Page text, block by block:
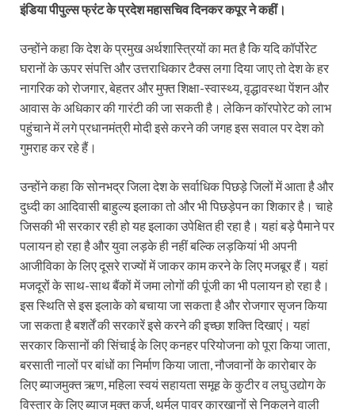
इंडिया पीपुल्स फ्रंट के प्रदेश महासचिव दिनकर कपूर ने कहीं।
उन्होंने कहा कि देश के प्रमुख अर्थशास्त्रियों का मत है कि यदि कॉर्पोरेट
घरानों के ऊपर संपत्ति और उत्तराधिकार टैक्स लगा दिया जाए तो देश के हर
नागरिक को रोजगार, बेहतर और मुफ्त शिक्षा-स्वास्थ्य, वृद्धावस्था पेंशन और
आवास के अधिकार की गारंटी की जा सकती है। लेकिन कॉरपोरेट को लाभ
पहुंचाने में लगे प्रधानमंत्री मोदी इसे करने की जगह इस सवाल पर देश को
गुमराह कर रहे हैं।
उन्होंने कहा कि सोनभद्र जिला देश के सर्वाधिक पिछड़े जिलों में आता है और
दुध्दी का आदिवासी बाहुल्य इलाका तो और भी पिछड़ेपन का शिकार है। चाहे
जिसकी भी सरकार रही हो यह इलाका उपेक्षित ही रहा है। यहां बड़े पैमाने पर
पलायन हो रहा है और युवा लड़के ही नहीं बल्कि लड़कियां भी अपनी
आजीविका के लिए दूसरे राज्यों में जाकर काम करने के लिए मजबूर हैं। यहां
मजदूरों के साथ-साथ बैंकों में जमा लोगों की पूंजी का भी पलायन हो रहा है।
इस स्थिति से इस इलाके को बचाया जा सकता है और रोजगार सृजन किया
जा सकता है बशर्तें की सरकारें इसे करने की इच्छा शक्ति दिखाएं। यहां
सरकार किसानों की सिंचाई के लिए कनहर परियोजना को पूरा किया जाता,
बरसाती नालों पर बांधों का निर्माण किया जाता, नौजवानों के कारोबार के
लिए ब्याजमुक्त ऋण, महिला स्वयं सहायता समूह के कुटीर व लघु उद्योग के
विस्तार के लिए ब्याज मुक्त कर्ज, थर्मल पावर कारखानों से निकलने वाली